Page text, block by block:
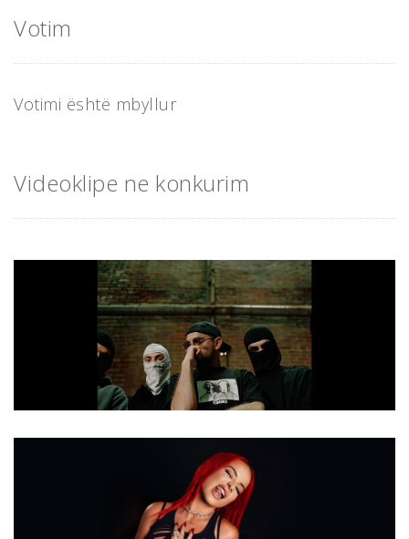
Votim
Votimi është mbyllur
Videoklipe ne konkurim